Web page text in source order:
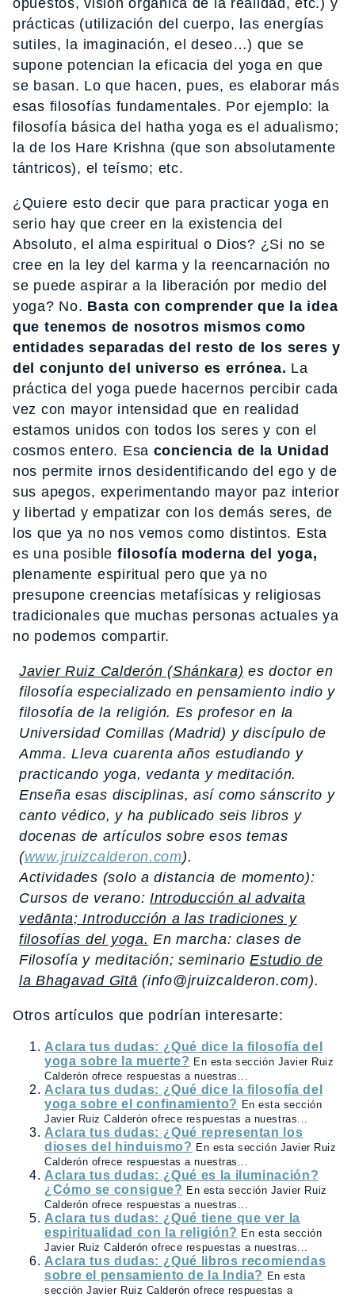
prácticas (utilización del cuerpo, las energías
sutiles, la imaginación, el deseo…) que se
supone potencian la eficacia del yoga en que
se basan. Lo que hacen, pues, es elaborar más
esas filosofías fundamentales. Por ejemplo: la
filosofía básica del hatha yoga es el adualismo;
la de los Hare Krishna (que son absolutamente
tántricos), el teísmo; etc.
¿Quiere esto decir que para practicar yoga en
serio hay que creer en la existencia del
Absoluto, el alma espiritual o Dios? ¿Si no se
cree en la ley del karma y la reencarnación no
se puede aspirar a la liberación por medio del
yoga? No. Basta con comprender que la idea
que tenemos de nosotros mismos como
entidades separadas del resto de los seres y
del conjunto del universo es errónea. La
práctica del yoga puede hacernos percibir cada
vez con mayor intensidad que en realidad
estamos unidos con todos los seres y con el
cosmos entero. Esa conciencia de la Unidad
nos permite irnos desidentificando del ego y de
sus apegos, experimentando mayor paz interior
y libertad y empatizar con los demás seres, de
los que ya no nos vemos como distintos. Esta
es una posible filosofía moderna del yoga,
plenamente espiritual pero que ya no
presupone creencias metafísicas y religiosas
tradicionales que muchas personas actuales ya
no podemos compartir.
Javier Ruiz Calderón (Shánkara) es doctor en
filosofía especializado en pensamiento indio y
filosofía de la religión. Es profesor en la
Universidad Comillas (Madrid) y discípulo de
Amma. Lleva cuarenta años estudiando y
practicando yoga, vedanta y meditación.
Enseña esas disciplinas, así como sánscrito y
canto védico, y ha publicado seis libros y
docenas de artículos sobre esos temas
(www.jruizcalderon.com).
Actividades (solo a distancia de momento):
Cursos de verano: Introducción al advaita
vedānta; Introducción a las tradiciones y
filosofías del yoga. En marcha: clases de
Filosofía y meditación; seminarioEstudio de
la Bhagavad Gītā (info@jruizcalderon.com).
Otros artículos que podrían interesarte:
Aclara tus dudas: ¿Qué dice la filosofía del
yoga sobre la muerte? En esta sección Javier Ruiz
Calderón ofrece respuestas a nuestras...
Aclara tus dudas: ¿Qué dice la filosofía del
yoga sobre el confinamiento? En esta sección
Javier Ruiz Calderón ofrece respuestas a nuestras...
Aclara tus dudas: ¿Qué representan los
dioses del hinduismo? En esta sección Javier Ruiz
Calderón ofrece respuestas a nuestras...
Aclara tus dudas: ¿Qué es la iluminación?
¿Cómo se consigue? En esta sección Javier Ruiz
Calderón ofrece respuestas a nuestras...
Aclara tus dudas: ¿Qué tiene que ver la
espiritualidad con la religión? En esta sección
Javier Ruiz Calderón ofrece respuestas a nuestras...
Aclara tus dudas: ¿Qué libros recomiendas
sobre el pensamiento de la India? En esta
sección Javier Ruiz Calderón ofrece respuestas a